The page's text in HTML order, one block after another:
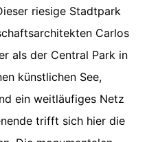
riesige Stadtpark
Carlos
als der Central Park in
künstlichen See,
ein weitläufiges Netz
trifft sich hier die